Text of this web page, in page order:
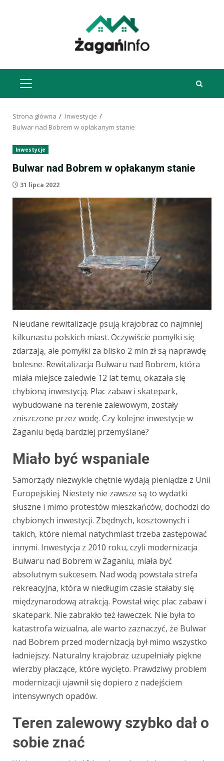
MENU
GŁÓWNE
Strona główna
Inwestycje
Bulwar nad Bobrem w opłakanym stanie
Inwestycje
Bulwar nad Bobrem w opłakanym stanie
31 lipca 2022
Nieudane rewitalizacje psują krajobraz co najmniej
kilkunastu polskich miast. Oczywiście pomyłki się
zdarzają, ale pomyłki za blisko 2 mln zł są naprawdę
bolesne. Rewitalizacja Bulwaru nad Bobrem, która
miała miejsce zaledwie 12 lat temu, okazała się
chybioną inwestycją. Plac zabaw i skatepark,
wybudowane na terenie zalewowym, zostały
zniszczone przez wodę. Czy kolejne inwestycje w
Żaganiu będą bardziej przemyślane?
Miało być wspaniale
Samorządy niezwykle chętnie wydają pieniądze z Unii
Europejskiej. Niestety nie zawsze są to wydatki
słuszne i mimo protestów mieszkańców, dochodzi do
chybionych inwestycji. Zbędnych, kosztownych i
takich, które niemal natychmiast trzeba zastępować
innymi. Inwestycja z 2010 roku, czyli modernizacja
Bulwaru nad Bobrem w Żaganiu, miała być
absolutnym sukcesem. Nad wodą powstała strefa
rekreacyjna, która w niedługim czasie stałaby się
międzynarodową atrakcją. Powstał więc plac zabaw i
skatepark. Nie zabrakło też ławeczek. Nie była to
katastrofa wizualna, ale warto zaznaczyć, że Bulwar
nad Bobrem przed modernizacją był mimo wszystko
ładniejszy. Naturalny krajobraz uzupełniały piękne
wierzby płaczące, które wycięto. Prawdziwy problem
modernizacji ujawnił się dopiero z nadejściem
intensywnych opadów.
Teren zalewowy szybko dał o
sobie znać